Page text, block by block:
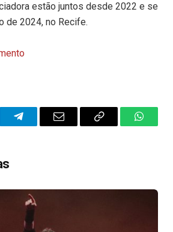
estão juntos desde 2022 e se
de 2024, no Recife.
TelegramEmail
Copy